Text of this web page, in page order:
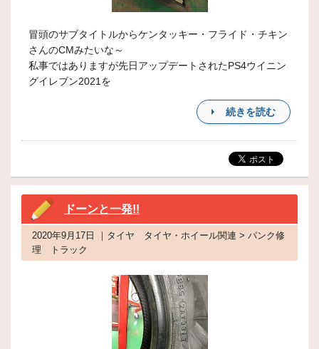
冒頭のサブタイトルからケンタッキー・フライド・チキン
さんのCMみたいな～
私事ではありますが先日アップデートされたPS4ウイニン
グイレブン2021を
続きを読む
ドーンと一発!!
2020年9月17日 ｜タイヤ タイヤ・ホイール関連 > パンク修
理 トラック